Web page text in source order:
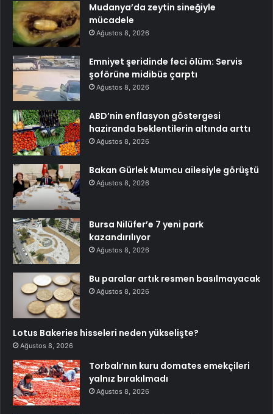
Mudanya’da zeytin sineğiyle
mücadele
Ağustos 8, 2026
Emniyet şeridinde feci ölüm: Servis
şoförüne midibüs çarptı
Ağustos 8, 2026
ABD’nin enflasyon göstergesi
haziranda beklentilerin altında arttı
Ağustos 8, 2026
Bakan Gürlek Mumcu ailesiyle görüştü
Ağustos 8, 2026
Bursa Nilüfer’e 7 yeni park
kazandırılıyor
Ağustos 8, 2026
Bu paralar artık resmen basılmayacak
Ağustos 8, 2026
Lotus Bakeries hisseleri neden yükselişte?
Ağustos 8, 2026
Torbalı’nın kuru domates emekçileri
yalnız bırakılmadı
Ağustos 8, 2026